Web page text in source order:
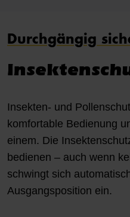
Durchgängig
Insekten- und
komfortable Bedienung
einem. Die
bedienen – auch wenn
schwingt sich
Ausgangsposition ein.